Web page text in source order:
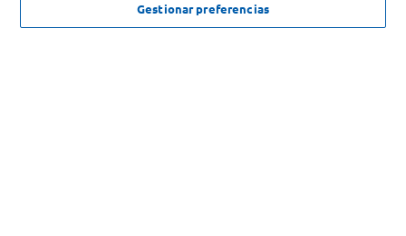
NO DISPONIBLE
Gestionar preferencias